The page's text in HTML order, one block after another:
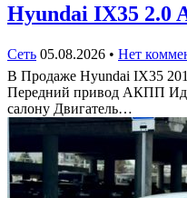
Hyundai IX35 2.0
Сеть 05.08.2026 • Нет
В Продаже Hyundai IX35
Передний привод АКПП
салону Двигатель…